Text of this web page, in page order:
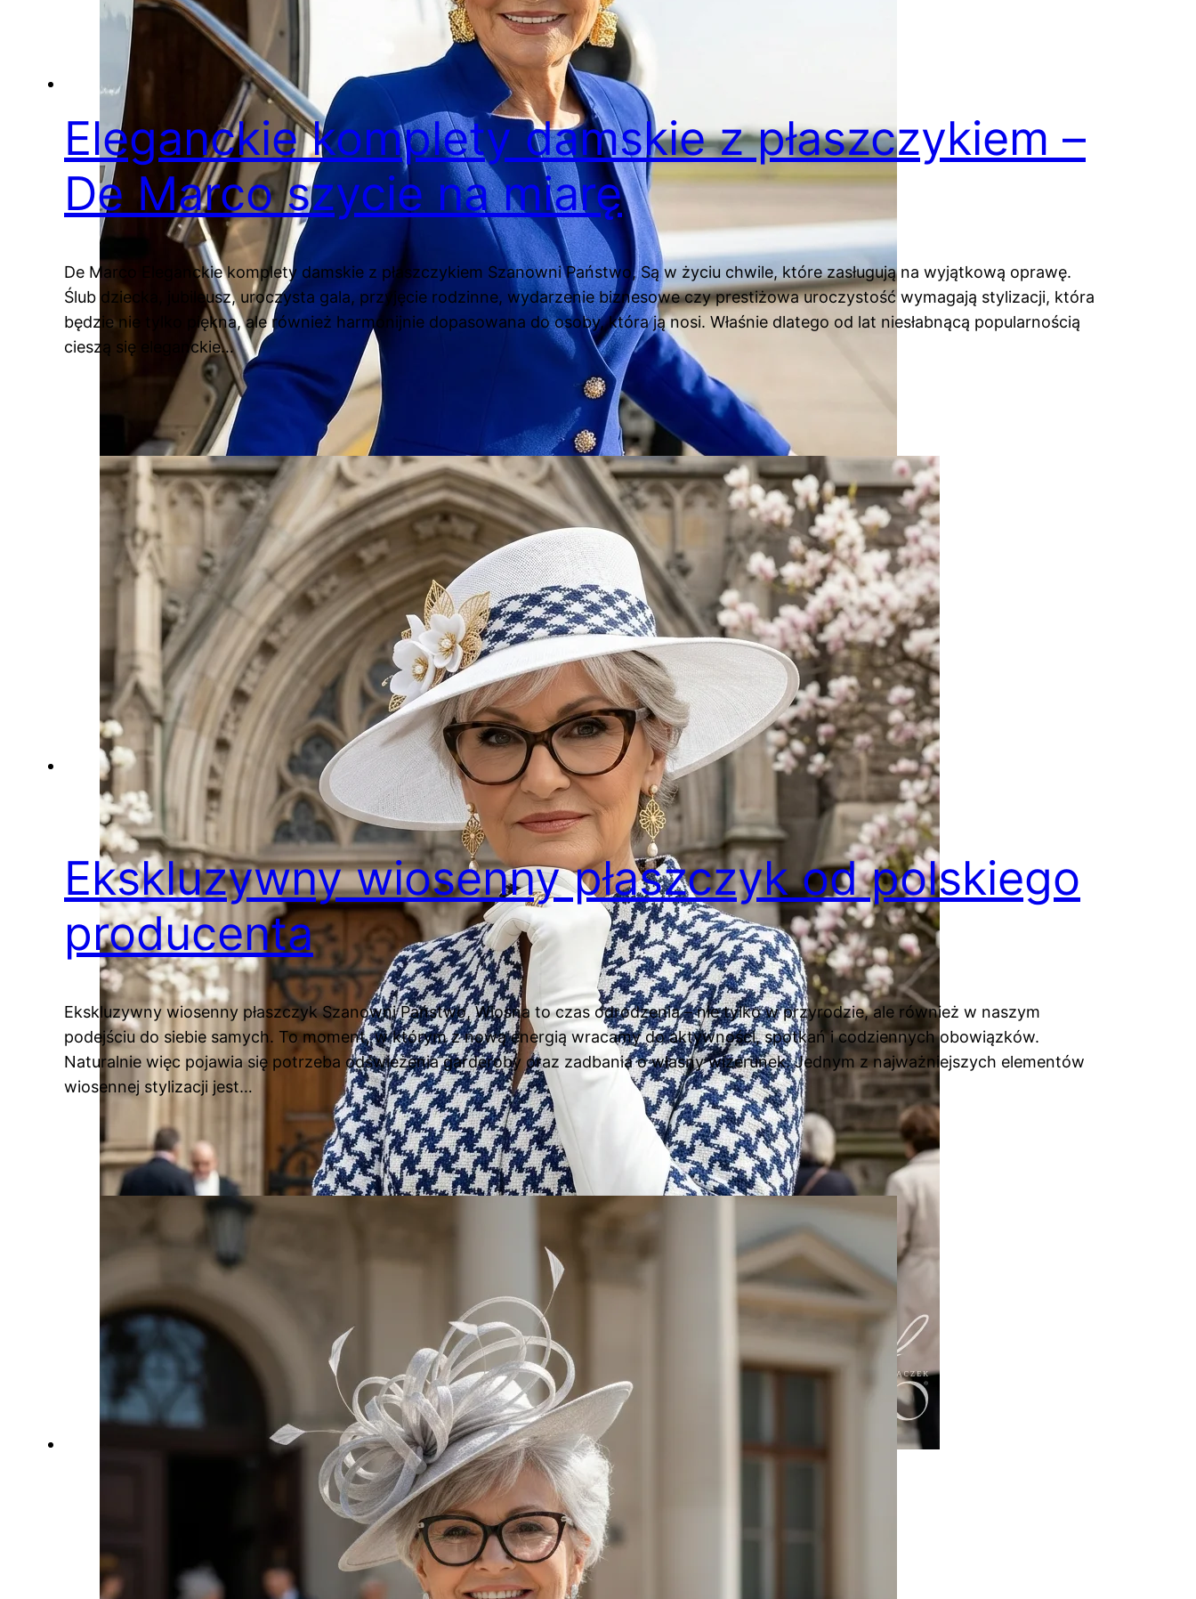
Eleganckie komplety damskie z płaszczykiem –
De Marco szycie na miarę
De Marco Eleganckie komplety damskie z płaszczykiem Szanowni Państwo, Są w życiu chwile, które zasługują na wyjątkową oprawę.
Ślub dziecka, jubileusz, uroczysta gala, przyjęcie rodzinne, wydarzenie biznesowe czy prestiżowa uroczystość wymagają stylizacji, która
będzie nie tylko piękna, ale również harmonijnie dopasowana do osoby, która ją nosi. Właśnie dlatego od lat niesłabnącą popularnością
cieszą się eleganckie…
Ekskluzywny wiosenny płaszczyk od polskiego
producenta
Ekskluzywny wiosenny płaszczyk Szanowni Państwo, Wiosna to czas odrodzenia – nie tylko w przyrodzie, ale również w naszym
podejściu do siebie samych. To moment, w którym z nową energią wracamy do aktywności, spotkań i codziennych obowiązków.
Naturalnie więc pojawia się potrzeba odświeżenia garderoby oraz zadbania o własny wizerunek. Jednym z najważniejszych elementów
wiosennej stylizacji jest…